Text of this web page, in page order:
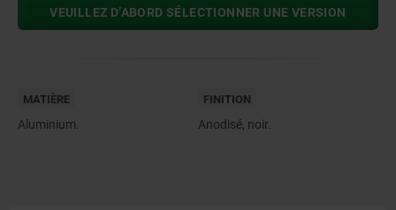
VEUILLEZ D’ABORD SÉLECTIONNER UNE VERSION
MATIÈRE
Aluminium.
FINITION
Anodisé, noir.